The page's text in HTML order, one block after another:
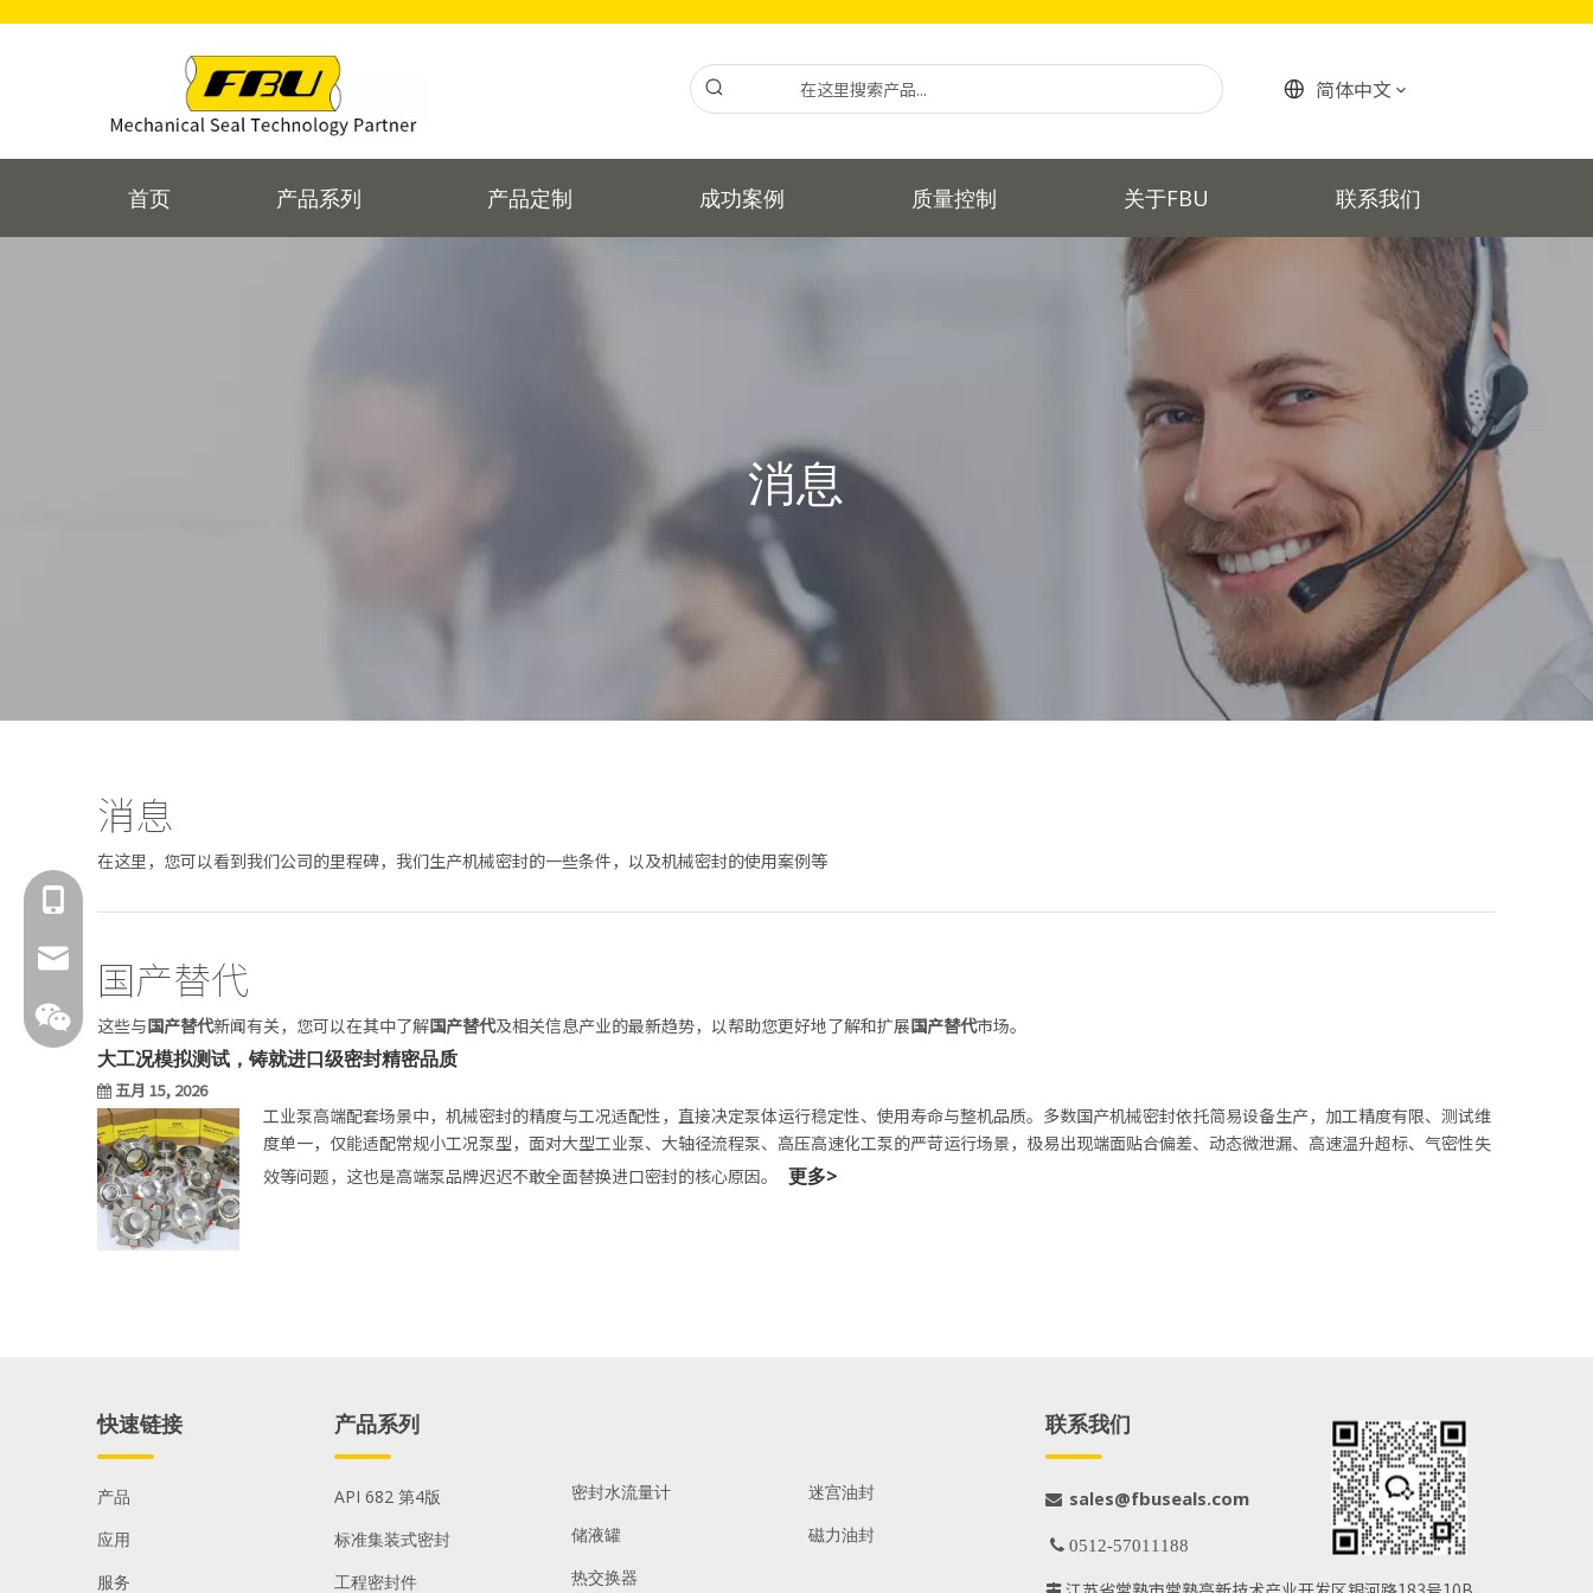
简体中文
首页 产品系列 产品定制 成功案例 质量控制 关于FBU 联系我们
消息
消息
在这里，您可以看到我们公司的里程碑，我们生产机械密封的一些条件，以及机械密封的使用案例等
国产替代
这些与国产替代新闻有关，您可以在其中了解国产替代及相关信息产业的最新趋势，以帮助您更好地了解和扩展国产替代市场。
大工况模拟测试，铸就进口级密封精密品质
五月 15, 2026
工业泵高端配套场景中，机械密封的精度与工况适配性，直接决定泵体运行稳定性、使用寿命与整机品质。多数国产机械密封依托简易设备生产，加工精度有限、测试维
度单一，仅能适配常规小工况泵型，面对大型工业泵、大轴径流程泵、高压高速化工泵的严苛运行场景，极易出现端面贴合偏差、动态微泄漏、高速温升超标、气密性失
效等问题，这也是高端泵品牌迟迟不敢全面替换进口密封的核心原因。 更多>
快速链接
产品
应用
服务
产品系列
API 682 第4版
标准集装式密封
工程密封件
密封水流量计
储液罐
热交换器
迷宫油封
磁力油封
联系我们
 sales@fbuseals.com
 0512-57011188
sales@fbuseals.com
fbuseal